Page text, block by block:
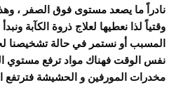
نادراً ما يصعد مستوى فوق الصفر ،
وقتياً لذا نعطيها لعلاج ذروة الكآبة
المسبب أو نستمر في حالة تشخيصنا
نفس الوقت فهناك مواد ترفع مستوي